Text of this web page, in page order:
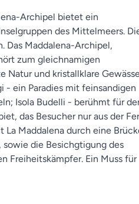
Archipel bietet ein
des Mittelmeers.
Das Maddalena-Archipel,
zum gleichnamigen
Natur und kristallklare
- ein Paradies mit feinsandigen
Isola Budelli - berühmt für
das Besucher nur aus der
La Maddalena durch eine
sowie die Besichgtigung des
Freiheitskämpfer. Ein Muss für